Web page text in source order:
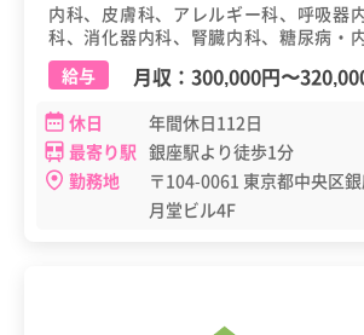
内科、皮膚科、アレルギー科、呼吸器
科、消化器内科、腎臓内科、糖尿病・
器科、漢方内科
給与 月収： 300,000円〜
休日
年間休日112日
最寄り駅 銀座駅より徒歩1分
勤務地
〒104-0061 東京都中央区
月堂ビル4F